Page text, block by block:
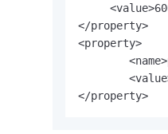
</property>
<property>
</property>